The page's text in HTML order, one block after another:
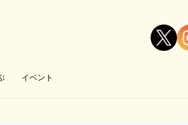
イベント